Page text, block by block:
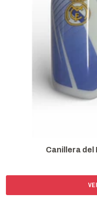
Canillera del